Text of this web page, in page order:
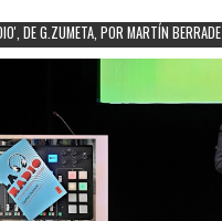
DE G.ZUMETA, POR MARTÍN BERRADE